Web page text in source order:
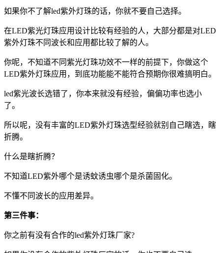
如果你不了解led紫外灯珠的话，你就不要自己选择。
在LED紫光灯珠应用设计比较有经验的人，大部分都是对LED
紫外灯珠不同波长和应用都比较了解的人。
你呢，不知道不同紫光灯珠功效不一样的前提下，你做这个
LED紫外灯珠应用，到底功能能不能符合预期你很难搞明白。
led紫光波长选错了，你本来就没有经验，偏偏功率也选小
了。
所以呢，没有丰富的LED紫外灯珠选型经验就别自己瞎选，瞎
折腾。
什么是瞎折腾？
不知道LED紫外哪个是诱蚊诱虫哪个是杀菌固化。
不懂不同波长的应用差异。
第三件事：
你之前有没有合作的led紫外灯珠厂家?